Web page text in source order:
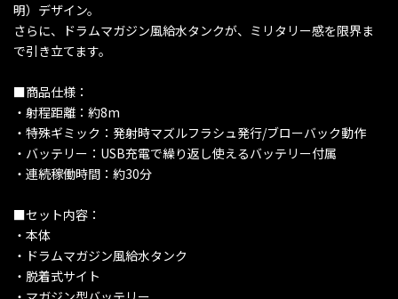
明）デザイン。
さらに、ドラムマガジン風給水タンクが、ミリタリー感を限界ま
で引き立てます。
■商品仕様：
・射程距離：約8m
・特殊ギミック：発射時マズルフラシュ発行/ブローバック動作
・バッテリー：USB充電で繰り返し使えるバッテリー付属
・連続稼働時間：約30分
■セット内容：
・本体
・ドラムマガジン風給水タンク
・脱着式サイト